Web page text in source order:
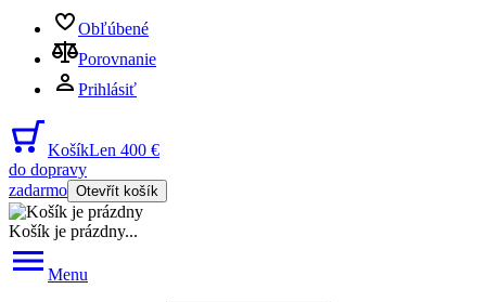
Obľúbené
Porovnanie
Prihlásiť
KošíkLen 400 €
do dopravy
zadarmo Otevřít košík
Košík je prázdny...
Menu